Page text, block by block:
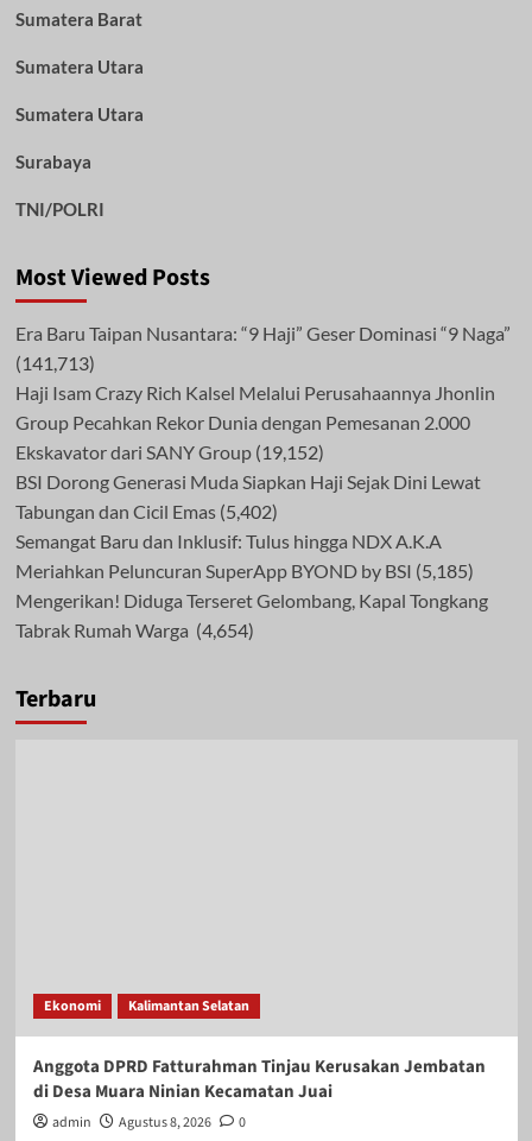
Sumatera Barat
Sumatera Utara
Sumatera Utara
Surabaya
TNI/POLRI
Most Viewed Posts
Era Baru Taipan Nusantara: “9 Haji” Geser Dominasi “9 Naga”
(141,713)
Haji Isam Crazy Rich Kalsel Melalui Perusahaannya Jhonlin
Group Pecahkan Rekor Dunia dengan Pemesanan 2.000
Ekskavator dari SANY Group (19,152)
BSI Dorong Generasi Muda Siapkan Haji Sejak Dini Lewat
Tabungan dan Cicil Emas (5,402)
Semangat Baru dan Inklusif: Tulus hingga NDX A.K.A
Meriahkan Peluncuran SuperApp BYOND by BSI (5,185)
Mengerikan! Diduga Terseret Gelombang, Kapal Tongkang
Tabrak Rumah Warga (4,654)
Terbaru
Ekonomi Kalimantan Selatan
Anggota DPRD Fatturahman Tinjau Kerusakan Jembatan
di Desa Muara Ninian Kecamatan Juai
admin Agustus 8, 2026 0